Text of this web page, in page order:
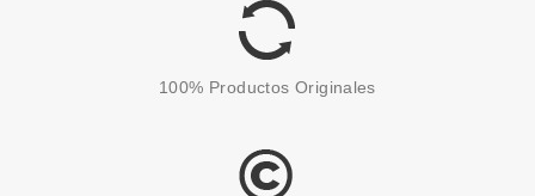
2.55€
100% Productos Originales